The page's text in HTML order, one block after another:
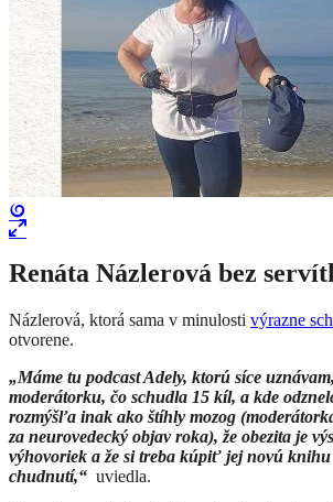
Renáta Názlerová bez
Názlerová, ktorá sama v minulosti výrazne
otvorene.
„Máme tu podcast Adely, ktorú síce
moderátorku, čo schudla 15 kíl, a kde
rozmýšľa inak ako štíhly mozog
za neurovedecký objav roka), že obezita je
výhovoriek a že si treba kúpiť jej novú
chudnutí,“ uviedla.